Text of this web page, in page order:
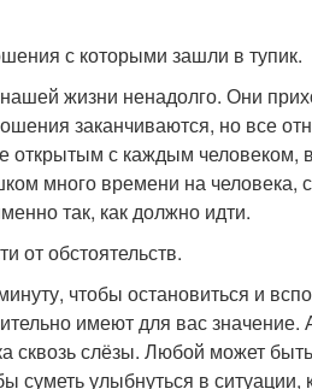
с которыми зашли в тупик.
жизни ненадолго. Они
заканчиваются, но все
открытым с каждым человеком,
много времени на
так, как должно идти.
от обстоятельств.
чтобы остановиться и
имеют для вас
сквозь слёзы. Любой может
суметь улыбнуться в